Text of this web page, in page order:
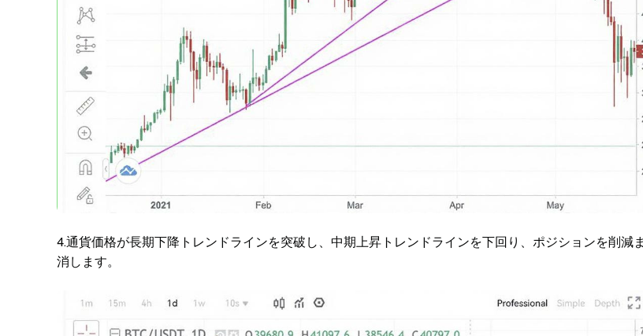
4.通貨価格が長期下降トレンドラインを突破し、中期上昇トレンドラインを下回り、ポジションを削減
消します。